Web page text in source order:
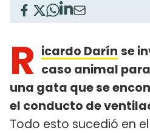
R icardo Darín se
caso animal
una gata que se
el conducto de
Todo esto sucedió en